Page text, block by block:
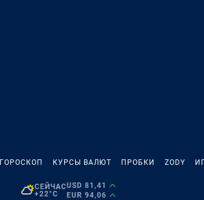
ГОРОСКОП КУРСЫ ВАЛЮТ ПРОБКИ ZODY
СЕЙЧАС
+22°C
USD 81,41
EUR 94,06